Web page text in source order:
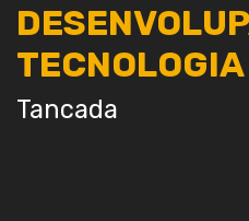
TECNOLOGIA
Tancada